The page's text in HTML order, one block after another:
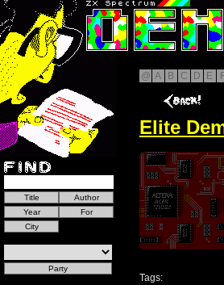
@ A B C D E
Elite
Tags: